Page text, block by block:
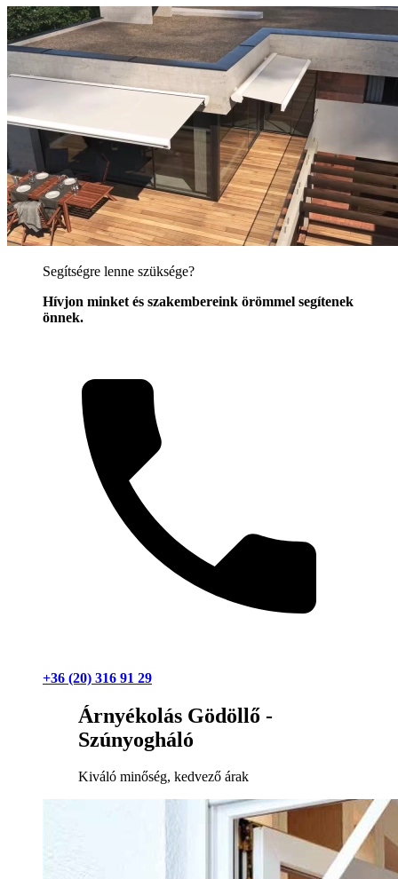
Segítségre lenne szüksége?
Hívjon minket és szakembereink örömmel segítenek
önnek.
+36 (20) 316 91 29
Árnyékolás Gödöllő -
Szúnyogháló
Kiváló minőség, kedvező árak